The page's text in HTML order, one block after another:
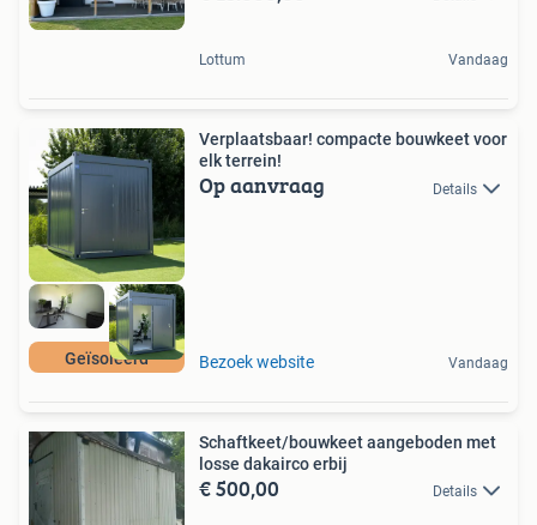
Lottum Vandaag
Geïsoleerd
Verplaatsbaar! compacte bouwkeet voor
elk terrein!
Op aanvraag Details
Bezoek website Vandaag
Schaftkeet/bouwkeet aangeboden met
losse dakairco erbij
€ 500,00 Details